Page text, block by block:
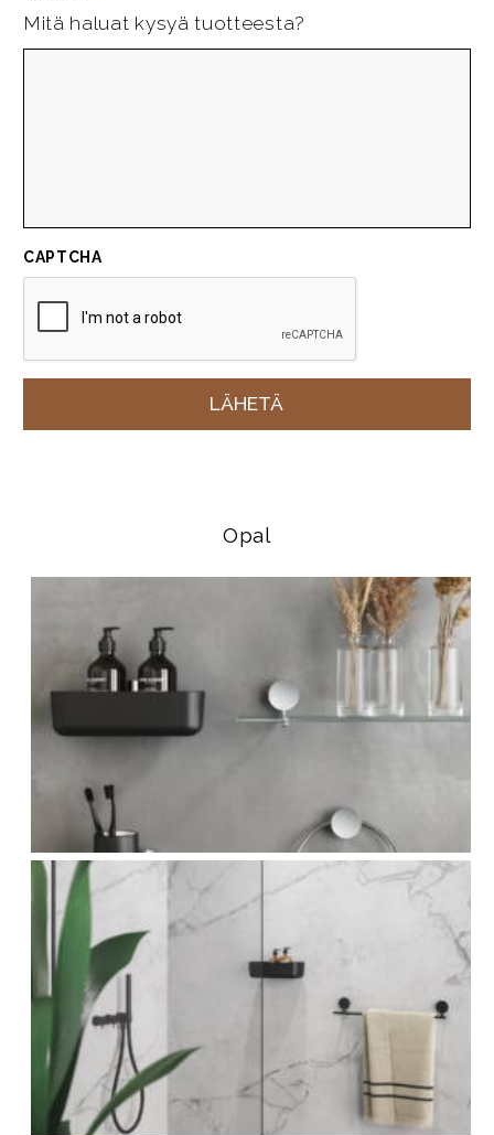
Mitä haluat kysyä tuotteesta?
CAPTCHA
Opal